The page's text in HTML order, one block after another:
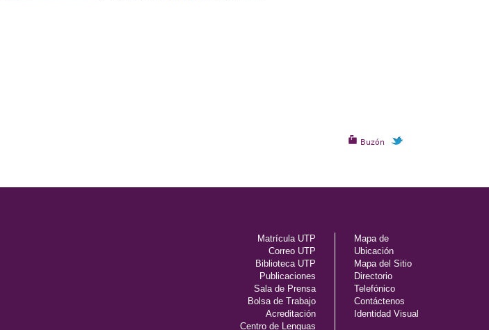
Buzón
Matrícula UTP
Correo UTP
Biblioteca UTP
Publicaciones
Sala de Prensa
Bolsa de Trabajo
Acreditación
Centro de Lenguas
Mapa de
Ubicación
Mapa del Sitio
Directorio
Telefónico
Contáctenos
Identidad Visual